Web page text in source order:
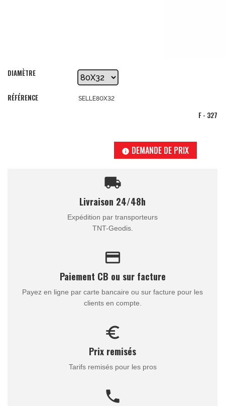
DIAMÈTRE
RÉFÉRENCE SELLE80X32
F - 327
info DEMANDE DE PRIX
local_shipping
Livraison 24/48h
Expédition par transporteurs
TNT-Geodis.
credit_card
Paiement CB ou sur facture
Payez en ligne par carte bancaire ou sur facture pour les
clients en compte.
euro_symbol
Prix remisés
Tarifs remisés pour les pros
call